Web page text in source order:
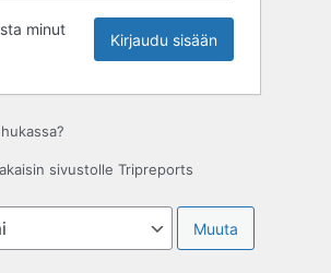
minut
sivustolle Tripreports